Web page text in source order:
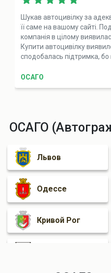
Шукав автоцивілку за
її саме на вашому сайті.
компанія в цілому
Купити автоцивілку
сподобалась підтримка, бо
ОСАГО
ОСАГО
Львов
Одессе
Кривой Рог